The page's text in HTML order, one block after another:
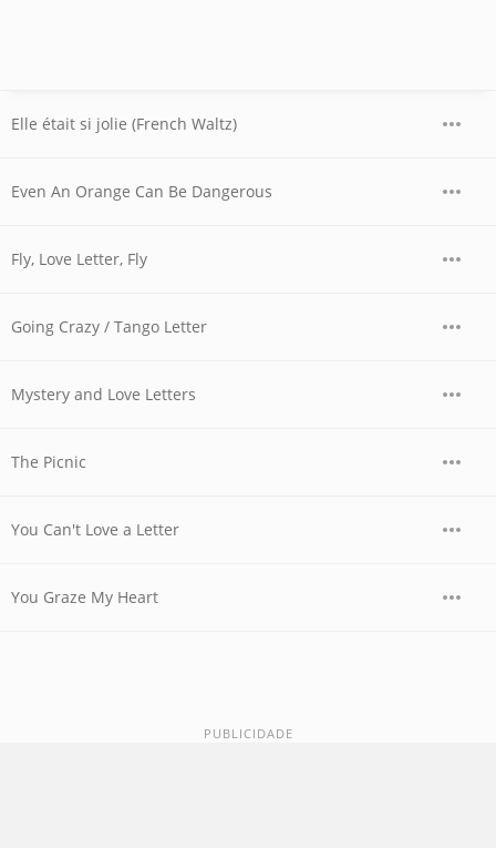
Elle était si jolie (French Waltz)
Even An Orange Can Be Dangerous
Fly, Love Letter, Fly
Going Crazy / Tango Letter
Mystery and Love Letters
The Picnic
You Can't Love a Letter
You Graze My Heart